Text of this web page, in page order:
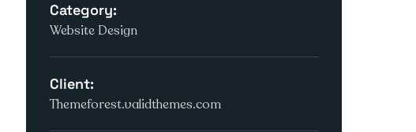
Category:
Website Design
Client:
Themeforest.validthemes.com